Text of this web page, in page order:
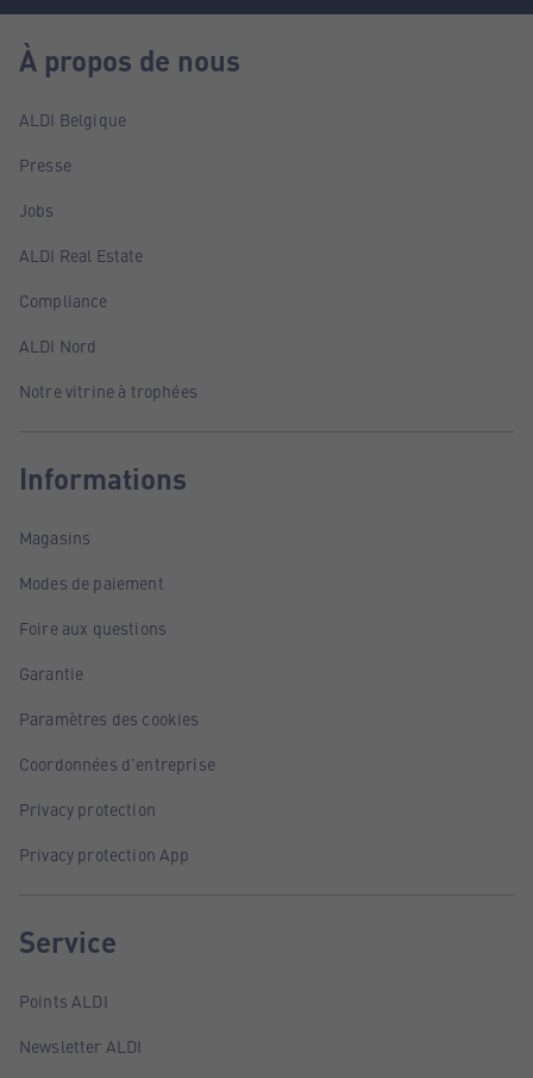
À propos de nous
ALDI Belgique
Presse
Jobs
ALDI Real Estate
Compliance
ALDI Nord
Notre vitrine à trophées
Informations
Magasins
Modes de paiement
Foire aux questions
Garantie
Paramètres des cookies
Coordonnées d'entreprise
Privacy protection
Privacy protection App
Service
Points ALDI
Newsletter ALDI